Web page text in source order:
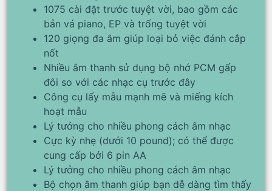
1075 cài đặt trước tuyệt vời, bao gồm các
bản vá piano, EP và trống tuyệt vời
120 giọng đa âm giúp loại bỏ việc đánh cắp
nốt
Nhiều âm thanh sử dụng bộ nhớ PCM gấp
đôi so với các nhạc cụ trước đây
Công cụ lấy mẫu mạnh mẽ và miếng kích
hoạt mẫu
Lý tưởng cho nhiều phong cách âm nhạc
Cực kỳ nhẹ (dưới 10 pound); có thể được
cung cấp bởi 6 pin AA
Lý tưởng cho nhiều phong cách âm nhạc
Bộ chọn âm thanh giúp bạn dễ dàng tìm thấy